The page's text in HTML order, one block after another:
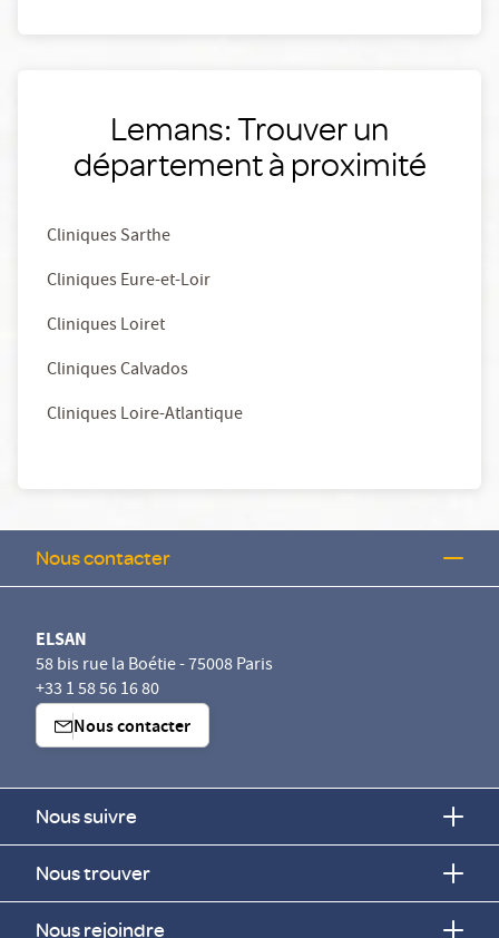
Lemans: Trouver un
département à proximité
Cliniques Sarthe
Cliniques Eure-et-Loir
Cliniques Loiret
Cliniques Calvados
Cliniques Loire-Atlantique
Nous contacter
ELSAN
58 bis rue la Boétie - 75008 Paris
+33 1 58 56 16 80
Nous contacter
Nous suivre
Nous trouver
Nous rejoindre